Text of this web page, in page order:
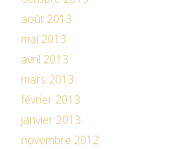
août 2013
mai 2013
avril 2013
mars 2013
février 2013
janvier 2013
novembre 2012